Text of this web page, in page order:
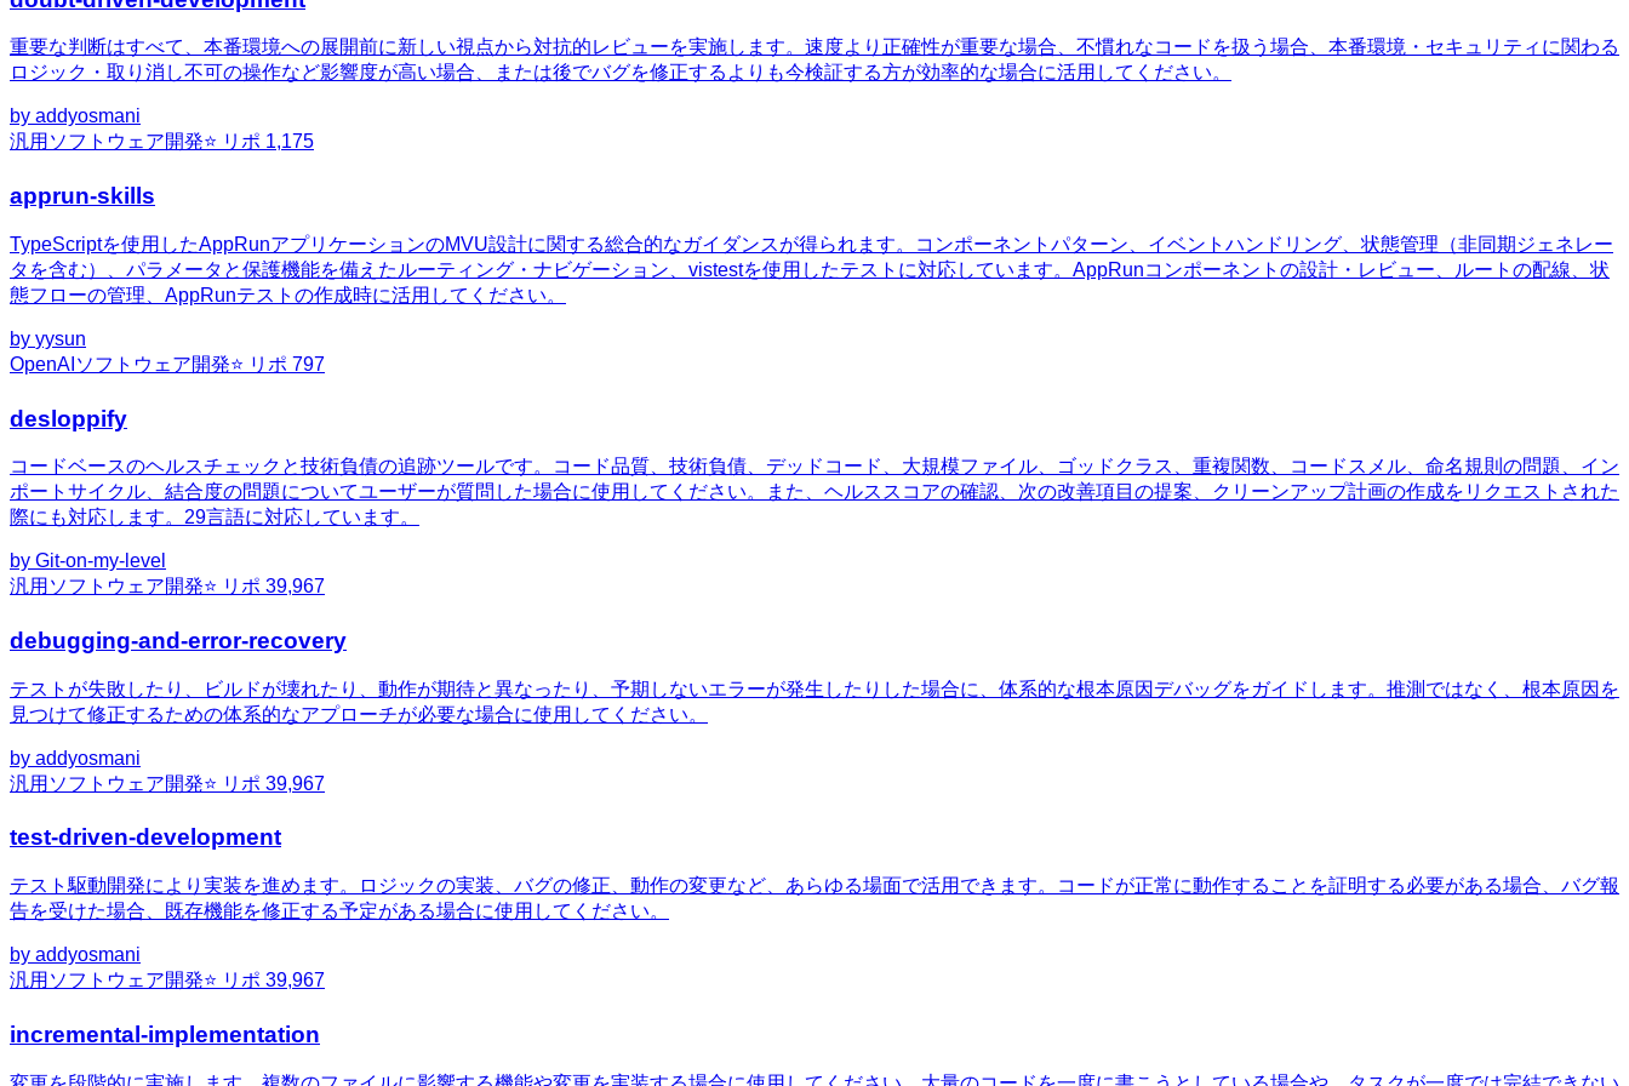
重要な判断はすべて、本番環境への展開前に新しい視点から対抗的レビューを実施します。速度より正確性が重要な場合、不慣れなコードを扱う場合、本番環境・セキュリティに関わる
ロジック・取り消し不可の操作など影響度が高い場合、または後でバグを修正するよりも今検証する方が効率的な場合に活用してください。
by addyosmani
汎用 ソフトウェア開発⭐ リポ 1,175
apprun-skills
TypeScriptを使用したAppRunアプリケーションのMVU設計に関する総合的なガイダンスが得られます。コンポーネントパターン、イベントハンドリング、状態管理（非同期ジェネレー
タを含む）、パラメータと保護機能を備えたルーティング・ナビゲーション、vistestを使用したテストに対応しています。AppRunコンポーネントの設計・レビュー、ルートの配線、状
態フローの管理、AppRunテストの作成時に活用してください。
by yysun
OpenAI ソフトウェア開発⭐ リポ 797
desloppify
コードベースのヘルスチェックと技術負債の追跡ツールです。コード品質、技術負債、デッドコード、大規模ファイル、ゴッドクラス、重複関数、コードスメル、命名規則の問題、イン
ポートサイクル、結合度の問題についてユーザーが質問した場合に使用してください。また、ヘルススコアの確認、次の改善項目の提案、クリーンアップ計画の作成をリクエストされた
際にも対応します。29言語に対応しています。
by Git-on-my-level
汎用 ソフトウェア開発⭐ リポ 39,967
debugging-and-error-recovery
テストが失敗したり、ビルドが壊れたり、動作が期待と異なったり、予期しないエラーが発生したりした場合に、体系的な根本原因デバッグをガイドします。推測ではなく、根本原因を
見つけて修正するための体系的なアプローチが必要な場合に使用してください。
by addyosmani
汎用 ソフトウェア開発⭐ リポ 39,967
test-driven-development
テスト駆動開発により実装を進めます。ロジックの実装、バグの修正、動作の変更など、あらゆる場面で活用できます。コードが正常に動作することを証明する必要がある場合、バグ報
告を受けた場合、既存機能を修正する予定がある場合に使用してください。
by addyosmani
汎用 ソフトウェア開発⭐ リポ 39,967
incremental-implementation